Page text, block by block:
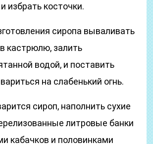
избрать косточки.
сиропа вываливать
кастрюлю, залить
водой, и поставить
на слабенький огнь.
сироп, наполнить сухие
литровые банки
кабачков и половинками